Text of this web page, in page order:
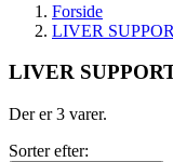
Forside
LIVER
LIVER
Der er 3 varer.
Sorter efter: